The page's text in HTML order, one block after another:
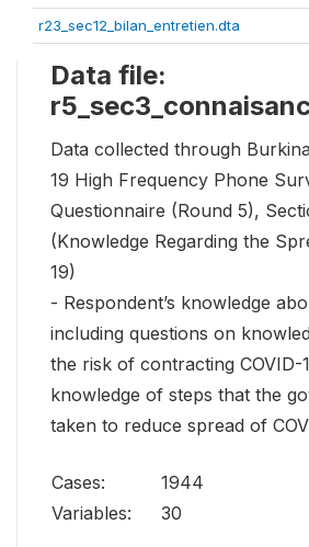
r23_sec12_bilan_entretien.dta
Data file:
Data collected through
19 High Frequency Phone
Questionnaire (Round 5),
(Knowledge Regarding the
19)
- Respondent’s knowledge
including questions on
the risk of contracting COVID-
knowledge of steps that the
taken to reduce spread of
Cases:
1944
Variables:
30